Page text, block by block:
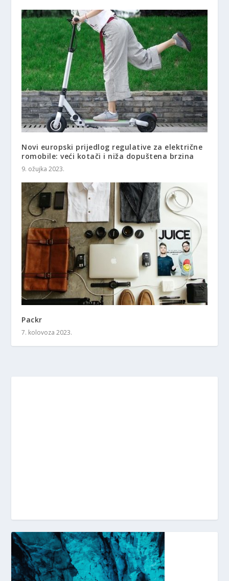
Novi europski prijedlog regulative za električne
romobile: veći kotači i niža dopuštena brzina
9. ožujka 2023.
Packr
7. kolovoza 2023.